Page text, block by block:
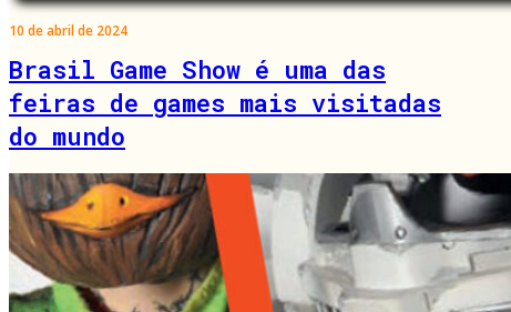
10 de abril de 2024
Brasil Game Show é uma das
feiras de games mais visitadas
do mundo